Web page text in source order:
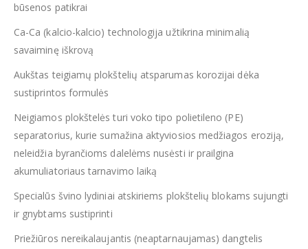
būsenos patikrai
Ca-Ca (kalcio-kalcio) technologija užtikrina minimalią
savaiminę iškrovą
Aukštas teigiamų plokštelių atsparumas korozijai dėka
sustiprintos formulės
Neigiamos plokštelės turi voko tipo polietileno (PE)
separatorius, kurie sumažina aktyviosios medžiagos eroziją,
neleidžia byrančioms dalelėms nusėsti ir prailgina
akumuliatoriaus tarnavimo laiką
Specialūs švino lydiniai atskiriems plokštelių blokams sujungti
ir gnybtams sustiprinti
Priežiūros nereikalaujantis (neaptarnaujamas) dangtelis